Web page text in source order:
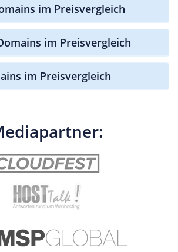
im Preisvergleich
im Preisvergleich
im Preisvergleich